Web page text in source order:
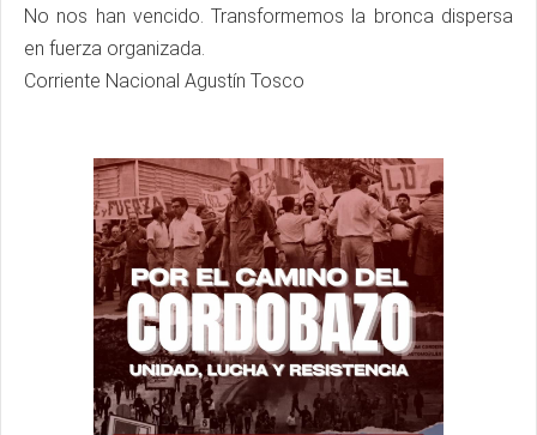
No nos han vencido. Transformemos la bronca dispersa
en fuerza organizada.
Corriente Nacional Agustín Tosco